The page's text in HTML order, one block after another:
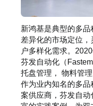
新鸿基是典型的多
差异化的市场定位
户多样化需求。
芬发自动化（
托盘管理， 物料管
作为业内知名的多
案供应商，芬发自